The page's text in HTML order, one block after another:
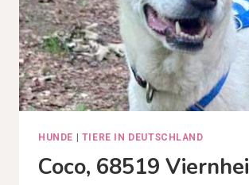
HUNDE TIERE IN DEUTSCHLAND
Coco, 68519